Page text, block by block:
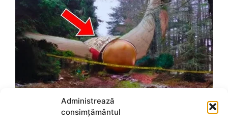
Administrează
consimțământul